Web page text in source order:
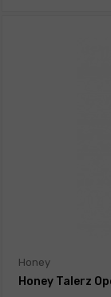
Honey
Honey Talerz